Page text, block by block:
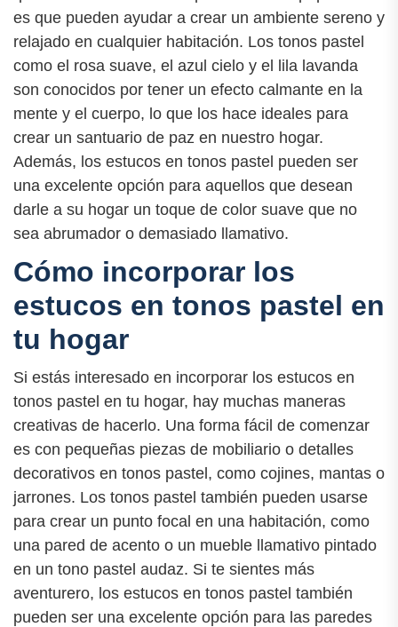
es que pueden ayudar a crear un ambiente sereno y
relajado en cualquier habitación. Los tonos pastel
como el rosa suave, el azul cielo y el lila lavanda
son conocidos por tener un efecto calmante en la
mente y el cuerpo, lo que los hace ideales para
crear un santuario de paz en nuestro hogar.
Además, los estucos en tonos pastel pueden ser
una excelente opción para aquellos que desean
darle a su hogar un toque de color suave que no
sea abrumador o demasiado llamativo.
Cómo incorporar los
estucos en tonos pastel en
tu hogar
Si estás interesado en incorporar los estucos en
tonos pastel en tu hogar, hay muchas maneras
creativas de hacerlo. Una forma fácil de comenzar
es con pequeñas piezas de mobiliario o detalles
decorativos en tonos pastel, como cojines, mantas o
jarrones. Los tonos pastel también pueden usarse
para crear un punto focal en una habitación, como
una pared de acento o un mueble llamativo pintado
en un tono pastel audaz. Si te sientes más
aventurero, los estucos en tonos pastel también
pueden ser una excelente opción para las paredes